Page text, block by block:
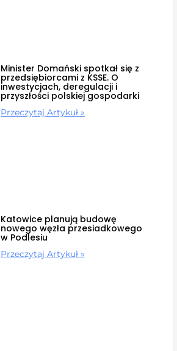
Minister Domański spotkał się z
przedsiębiorcami z KSSE. O
inwestycjach, deregulacji i
przyszłości polskiej gospodarki
Przeczytaj Artykuł »
Katowice planują budowę
nowego węzła przesiadkowego
w Podlesiu
Przeczytaj Artykuł »